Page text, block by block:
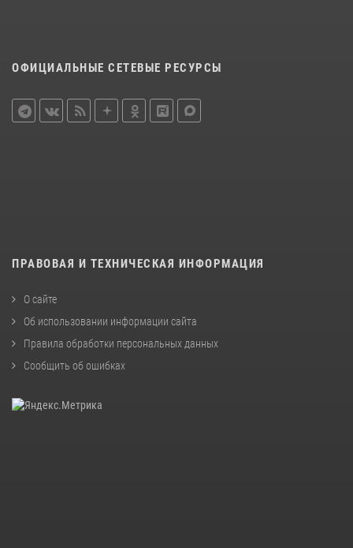
ОФИЦИАЛЬНЫЕ СЕТЕВЫЕ РЕСУРСЫ
ПРАВОВАЯ И ТЕХНИЧЕСКАЯ ИНФОРМАЦИЯ
О сайте
Об использовании информации сайта
Правила обработки персональных данных
Сообщить об ошибках